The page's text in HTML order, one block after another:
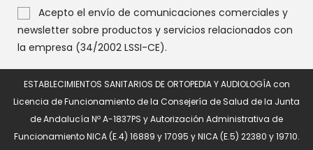
Acepto el envío de comunicaciones comerciales y
newsletter sobre productos y servicios relacionados con
la empresa (34/2002 LSSI-CE).
ESTABLECIMIENTOS SANITARIOS DE ORTOPEDIA Y AUDIOLOGÍA con
Licencia de Funcionamiento de la Consejería de Salud de la Junta
de Andalucía Nº A-1837PS y Autorización Administrativa de
Funcionamiento NICA (E.4) 16889 y 17095 y NICA (E.5) 22380 y 19710.